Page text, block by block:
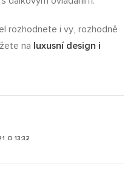
rozhodnete i vy, rozhodně
na luxusní design i
O 13:32